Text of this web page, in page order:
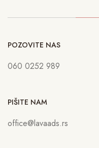
POZOVITE NAS
060 0252 989
PIŠITE NAM
office@lavaads.rs